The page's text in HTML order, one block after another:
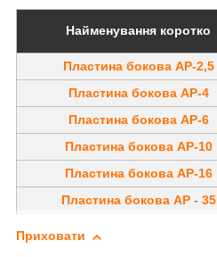
Найменування коротко
Пластина бокова AP-2,5
Пластина бокова AP-4
Пластина бокова AP-6
Пластина бокова AP-10
Пластина бокова AP-16
Пластина бокова AP - 35
Приховати